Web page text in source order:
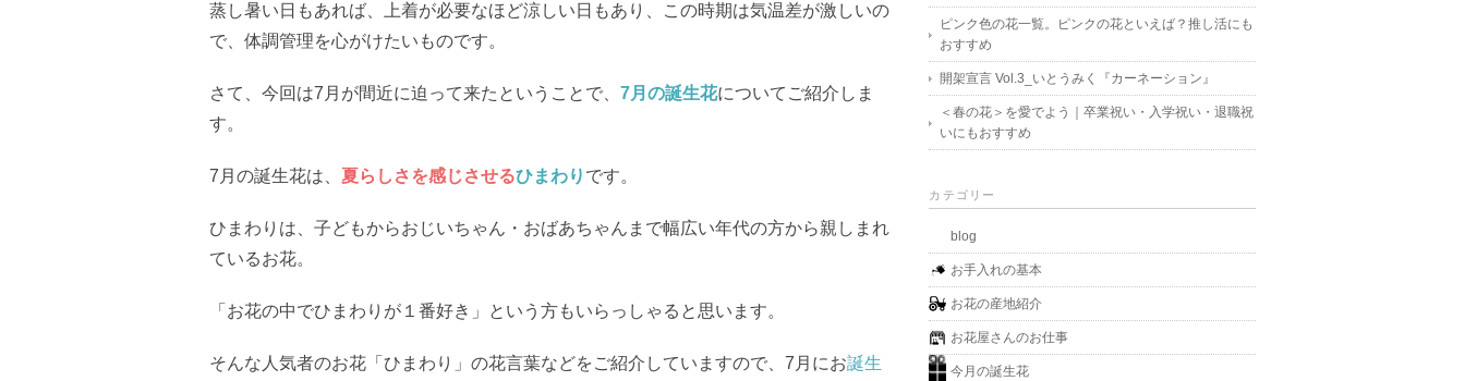
蒸し暑い日もあれば、上着が必要なほど涼しい日もあり、この時期は気温差が激しいの
で、体調管理を心がけたいものです。
さて、今回は7月が間近に迫って来たということで、 7月の誕生花についてご紹介しま
す。
7月の誕生花は、 夏らしさを感じさせるひまわり です。
ひまわりは、子どもからおじいちゃん・おばあちゃんまで幅広い年代の方から親しまれ
ているお花。
「お花の中でひまわりが１番好き」という方もいらっしゃると思います。
そんな人気者のお花「ひまわり」の花言葉などをご紹介していますので、7月にお誕生
ピンク色の花一覧。ピンクの花といえば？推し活にも
おすすめ
開架宣言 Vol.3_いとうみく『カーネーション』
＜春の花＞を愛でよう｜卒業祝い・入学祝い・退職祝
いにもおすすめ
カテゴリー
blog
お手入れの基本
お花の産地紹介
お花屋さんのお仕事
今月の誕生花